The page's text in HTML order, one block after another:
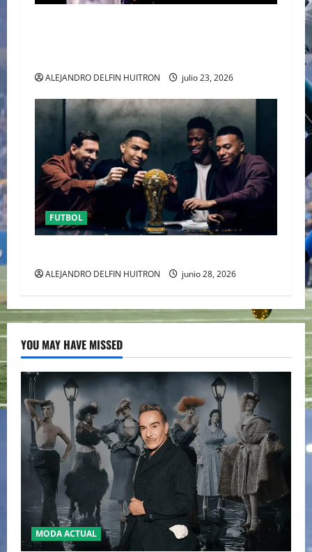
ALEJANDRO DELFIN HUITRON julio 23, 2026
FUTBOL
ALEJANDRO DELFIN HUITRON junio 28, 2026
YOU MAY HAVE MISSED
MODA ACTUAL